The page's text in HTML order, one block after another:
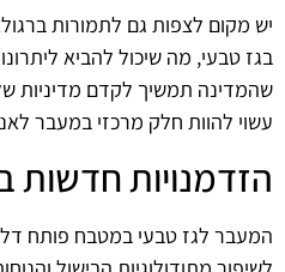
יש מקום לצפות גם לתמורות
בגז טבעי, מה שיכול להביא
שהמדינה תמשיך לקדם מדיניות
עשוי להוות חלק מרכזי במעבר
הזדמנויות חדשות
המעבר לגז טבעי במטבח פותח